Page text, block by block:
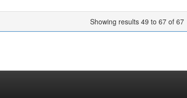
Showing results 49 to 67 of 67